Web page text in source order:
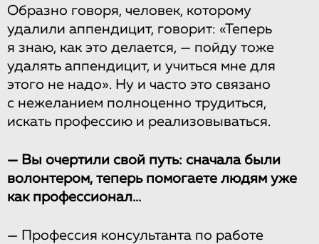
Образно говоря, человек, которому
удалили аппендицит, говорит: «Теперь
я знаю, как это делается, — пойду тоже
удалять аппендицит, и учиться мне для
этого не надо». Ну и часто это связано
с нежеланием полноценно трудиться,
искать профессию и реализовываться.
— Вы очертили свой путь: сначала были
волонтером, теперь помогаете людям уже
как профессионал...
— Профессия консультанта по работе